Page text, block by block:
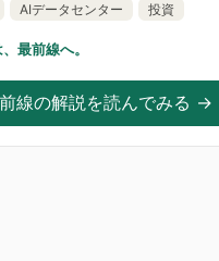
AIデータセンター 投資
最前線へ。
線の解説を読んでみる →